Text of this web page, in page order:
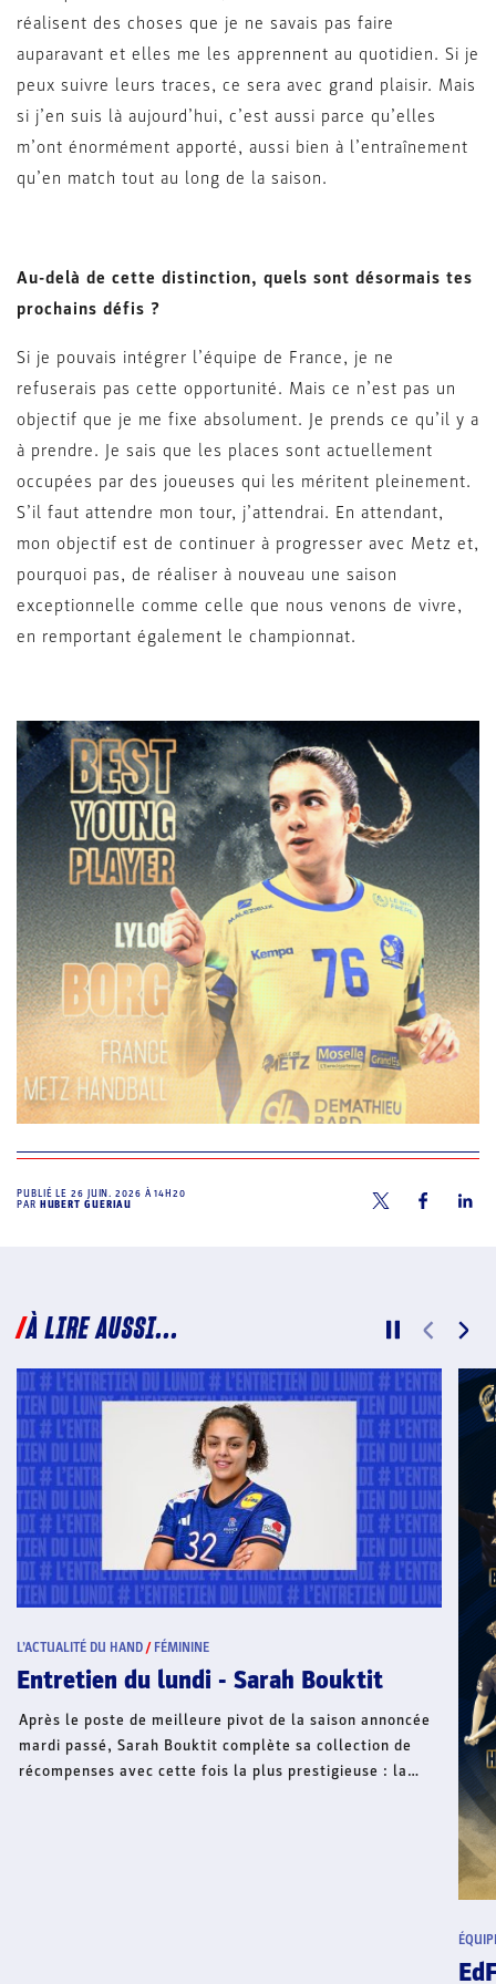
réalisent des choses que je ne savais pas faire
auparavant et elles me les apprennent au quotidien. Si je
peux suivre leurs traces, ce sera avec grand plaisir. Mais
si j’en suis là aujourd’hui, c’est aussi parce qu’elles
m’ont énormément apporté, aussi bien à l’entraînement
qu’en match tout au long de la saison.
Au-delà de cette distinction, quels sont désormais tes
prochains défis ?
Si je pouvais intégrer l’équipe de France, je ne
refuserais pas cette opportunité. Mais ce n’est pas un
objectif que je me fixe absolument. Je prends ce qu’il y a
à prendre. Je sais que les places sont actuellement
occupées par des joueuses qui les méritent pleinement.
S’il faut attendre mon tour, j’attendrai. En attendant,
mon objectif est de continuer à progresser avec Metz et,
pourquoi pas, de réaliser à nouveau une saison
exceptionnelle comme celle que nous venons de vivre,
en remportant également le championnat.
PUBLIÉ LE26 JUIN. 2026 À 14H20
PAR HUBERT GUERIAU
À LIRE AUSSI...
L’ACTUALITÉ DU HAND / FÉMININE
Entretien du lundi - Sarah Bouktit
Après le poste de meilleure pivot de la saison annoncée
mardi passé, Sarah Bouktit complète sa collection de
récompenses avec cette fois la plus prestigieuse : la